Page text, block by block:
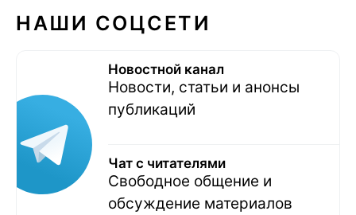
НАШИ СОЦСЕТИ
Новостной канал
Новости, статьи и анонсы
публикаций
Чат с читателями
Свободное общение и
обсуждение материалов